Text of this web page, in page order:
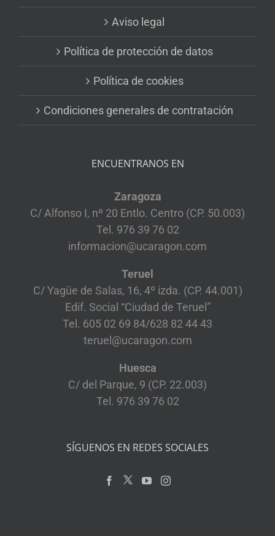
Aviso legal
Política de protección de datos
Política de cookies
Condiciones generales de contratación
ENCUENTRANOS EN
Zaragoza
C/ Alfonso I, nº 20 Entlo. Centro (CP. 50.003)
Tel. 976 39 76 02
informacion@ucaragon.com
Teruel
C/ Yagüe de Salas, 16, 4º izda. (CP. 44.001)
Edif. Social “Ciudad de Teruel”
Tel. 605 02 69 84/628 82 44 43
teruel@ucaragon.com
Huesca
C/ del Parque, 9 (CP. 22.003)
Tel. 976 39 76 02
SÍGUENOS EN REDES SOCIALES